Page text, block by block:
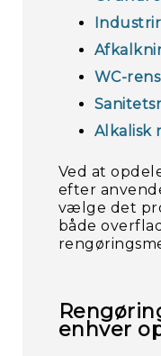
WC-
Alkalisk
Ved at
efter
vælge det
både
enhver